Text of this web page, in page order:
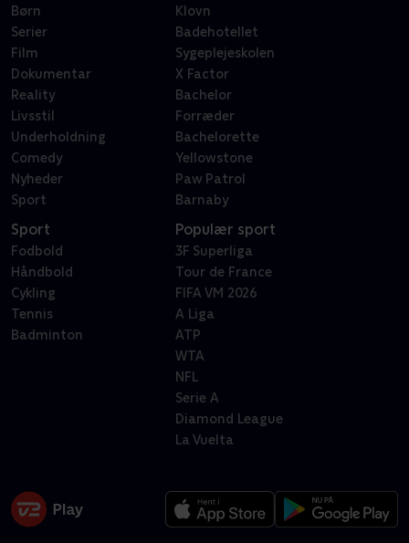
Børn
Serier
Film
Dokumentar
Reality
Livsstil
Underholdning
Comedy
Nyheder
Sport
Klovn
Badehotellet
Sygeplejeskolen
X Factor
Bachelor
Forræder
Bachelorette
Yellowstone
Paw Patrol
Barnaby
Sport
Fodbold
Håndbold
Cykling
Tennis
Badminton
Populær sport
3F Superliga
Tour de France
FIFA VM 2026
A Liga
ATP
WTA
NFL
Serie A
Diamond League
La Vuelta